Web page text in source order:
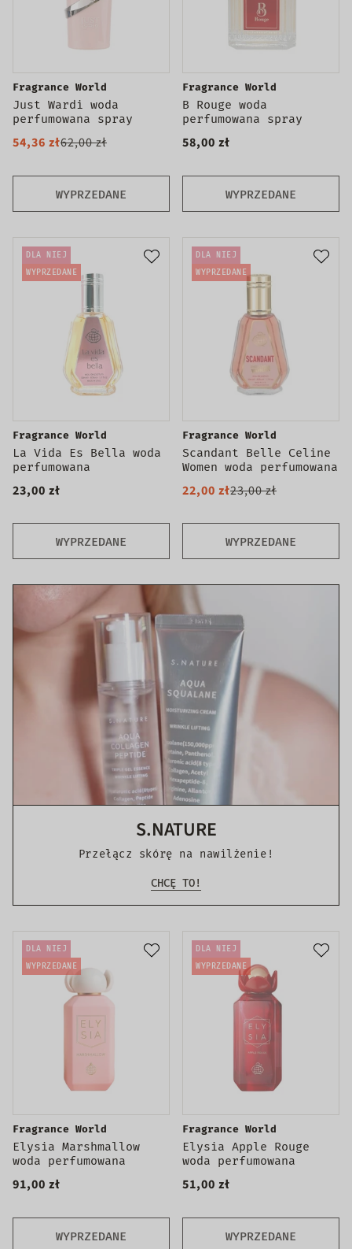
WYPRZEDANE
Fragrance World
Just Wardi woda
perfumowana spray
54,36 zł62,00 zł
WYPRZEDANE
Fragrance World
B Rouge woda
perfumowana spray
58,00 zł
DLA NIEJ
WYPRZEDANE
WYPRZEDANE
Fragrance World
La Vida Es Bella woda
perfumowana
23,00 zł
DLA NIEJ
WYPRZEDANE
WYPRZEDANE
Fragrance World
Scandant Belle Celine
Women woda perfumowana
22,00 zł23,00 zł
S.NATURE
Przełącz skórę na nawilżenie!
CHCĘ TO!
DLA NIEJ
WYPRZEDANE
WYPRZEDANE
Fragrance World
Elysia Marshmallow
woda perfumowana
91,00 zł
DLA NIEJ
WYPRZEDANE
WYPRZEDANE
Fragrance World
Elysia Apple Rouge
woda perfumowana
51,00 zł